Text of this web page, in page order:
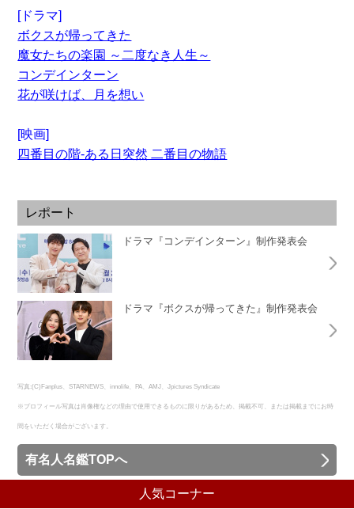
[ドラマ]
ボクスが帰ってきた
魔女たちの楽園 ～二度なき人生～
コンデインターン
花が咲けば、月を想い
[映画]
四番目の階-ある日突然 二番目の物語
レポート
ドラマ『コンデインターン』制作発表会
ドラマ『ボクスが帰ってきた』制作発表会
写真:(C)Fanplus、STARNEWS、innolife、PA、AMJ、Jpictures Syndicate
※プロフィール写真は肖像権などの理由で使用できるものに限りがあるため、掲載不可、または掲載までにお時
間をいただく場合がございます。
有名人名鑑TOPへ
人気コーナー